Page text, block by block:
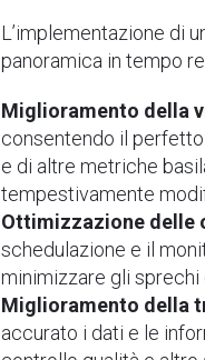
L’implementazione di
panoramica in tempo
Miglioramento della
consentendo il
e di altre metriche
tempestivamente
Ottimizzazione delle
schedulazione e il
minimizzare gli sprechi
Miglioramento della
accurato i dati e le